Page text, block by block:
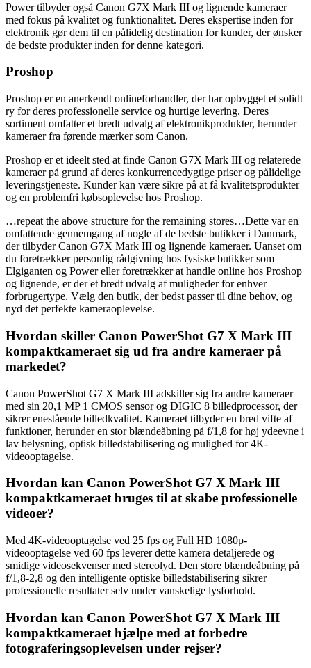
Power tilbyder også Canon G7X Mark III og lignende kameraer
med fokus på kvalitet og funktionalitet. Deres ekspertise inden for
elektronik gør dem til en pålidelig destination for kunder, der ønsker
de bedste produkter inden for denne kategori.
Proshop
Proshop er en anerkendt onlineforhandler, der har opbygget et solidt
ry for deres professionelle service og hurtige levering. Deres
sortiment omfatter et bredt udvalg af elektronikprodukter, herunder
kameraer fra førende mærker som Canon.
Proshop er et ideelt sted at finde Canon G7X Mark III og relaterede
kameraer på grund af deres konkurrencedygtige priser og pålidelige
leveringstjeneste. Kunder kan være sikre på at få kvalitetsprodukter
og en problemfri købsoplevelse hos Proshop.
…repeat the above structure for the remaining stores…Dette var en
omfattende gennemgang af nogle af de bedste butikker i Danmark,
der tilbyder Canon G7X Mark III og lignende kameraer. Uanset om
du foretrækker personlig rådgivning hos fysiske butikker som
Elgiganten og Power eller foretrækker at handle online hos Proshop
og lignende, er der et bredt udvalg af muligheder for enhver
forbrugertype. Vælg den butik, der bedst passer til dine behov, og
nyd det perfekte kameraoplevelse.
Hvordan skiller Canon PowerShot G7 X Mark III
kompaktkameraet sig ud fra andre kameraer på
markedet?
Canon PowerShot G7 X Mark III adskiller sig fra andre kameraer
med sin 20,1 MP 1 CMOS sensor og DIGIC 8 billedprocessor, der
sikrer enestående billedkvalitet. Kameraet tilbyder en bred vifte af
funktioner, herunder en stor blændeåbning på f/1,8 for høj ydeevne i
lav belysning, optisk billedstabilisering og mulighed for 4K-
videooptagelse.
Hvordan kan Canon PowerShot G7 X Mark III
kompaktkameraet bruges til at skabe professionelle
videoer?
Med 4K-videooptagelse ved 25 fps og Full HD 1080p-
videooptagelse ved 60 fps leverer dette kamera detaljerede og
smidige videosekvenser med stereolyd. Den store blændeåbning på
f/1,8-2,8 og den intelligente optiske billedstabilisering sikrer
professionelle resultater selv under vanskelige lysforhold.
Hvordan kan Canon PowerShot G7 X Mark III
kompaktkameraet hjælpe med at forbedre
fotograferingsoplevelsen under rejser?